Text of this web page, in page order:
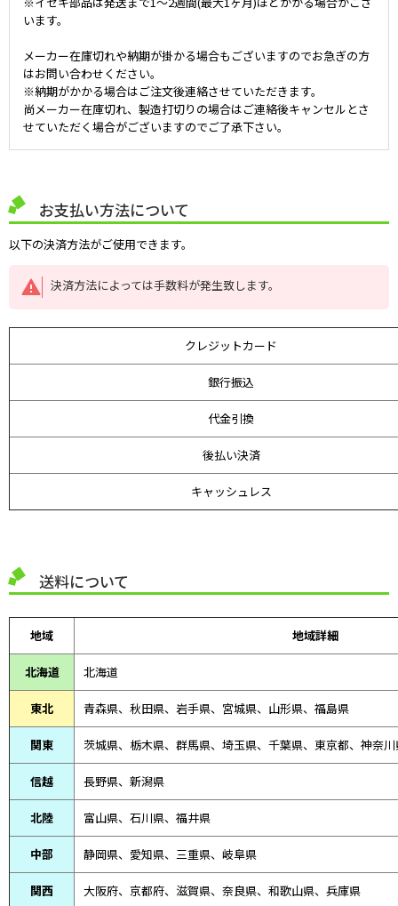
います。
メーカー在庫切れや納期が掛かる場合もございますのでお急ぎの方
はお問い合わせください。
※納期がかかる場合はご注文後連絡させていただきます。
尚メーカー在庫切れ、製造打切りの場合はご連絡後キャンセルとさ
せていただく場合がございますのでご了承下さい。
お支払い方法について
以下の決済方法がご使用できます。
決済方法によっては手数料が発生致します。
クレジットカード
銀行振込
代金引換
後払い決済
キャッシュレス
送料について
地域 地域詳細
北海道 北海道
東北 青森県、 秋田県、 岩手県、宮城県、山形県、福島県
関東 茨城県、栃木県、群馬県、埼玉県、千葉県、東京都、神奈
信越 長野県、新潟県
北陸 富山県、 石川県、 福井県
中部 静岡県、 愛知県、 三重県、 岐阜県
関西 大阪府、京都府、滋賀県、奈良県、和歌山県、兵庫県